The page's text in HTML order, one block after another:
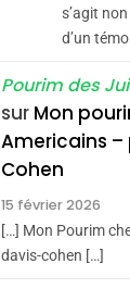
2
s’agit
d’un
Pourim des
sur Mon
Americains –
Cohen
15 février 2026
[…] Mon Pourim
davis-cohen […]